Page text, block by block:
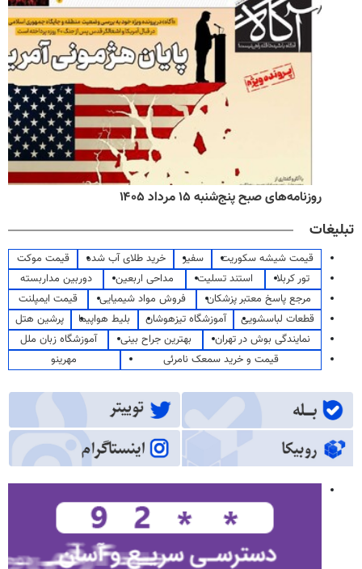
روزنامه‌های صبح پنج‌شنبه ۱۵ مرداد ۱۴۰۵
تبلیغات
قیمت شیشه سکوریت سفیر خرید طلای آب شده
قیمت موکت
تور کربلا
استند تسلیت مداحی اربعین
دوربین مداربسته
مرجع پاسخ معتبر پزشکان
فروش مواد شیمیایی
قیمت ایمپلنت
قطعات لباسشویی
آموزشگاه تیزهوشان بلیط هواپیما
پرشین هتل
نمایندگی بوش در تهران
بهترین جراح بینی
آموزشگاه زبان ملل
قیمت و خرید سمعک نامرئی
مهرینو